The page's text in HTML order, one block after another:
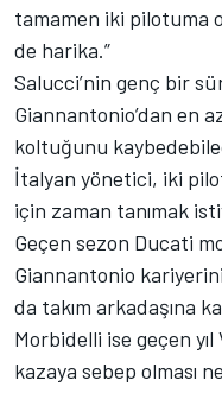
tamamen iki pilotuma
de harika.”
Salucci’nin genç bir
Giannantonio’dan en
koltuğunu
İtalyan yönetici, iki
için zaman tanımak
Geçen sezon Ducati
Giannantonio
da takım arkadaşına
Morbidelli ise geçen
kazaya sebep olması